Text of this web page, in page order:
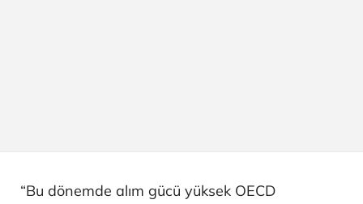
“Bu dönemde alım gücü yüksek OECD